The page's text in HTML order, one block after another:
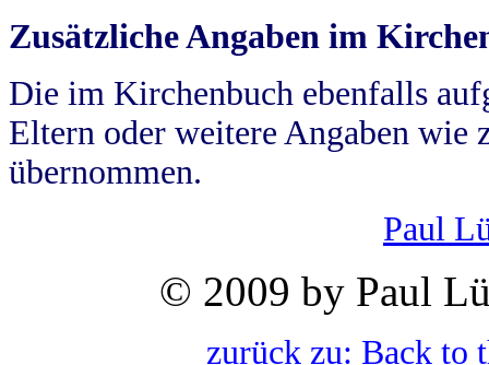
Zusätzliche Angaben im
Die im Kirchenbuch ebenfalls
Eltern oder weitere Angaben wie
übernommen.
Paul
© 2009 by Paul
zurück zu: Back to